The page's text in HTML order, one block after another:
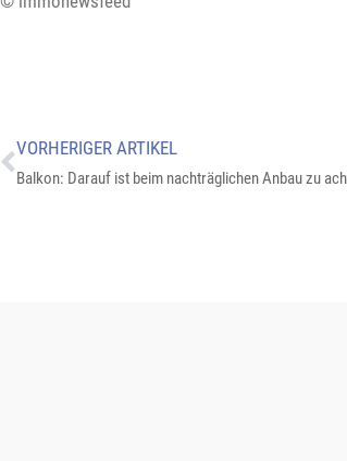
VORHERIGER ARTIKEL
Balkon: Darauf ist beim nachträglichen Anbau zu